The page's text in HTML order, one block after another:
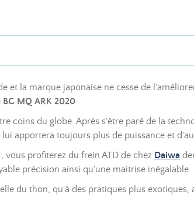
et la marque japonaise ne cesse de
BG MQ ARK 2020.
coins du globe. Après s'être paré de la
apportera toujours plus de puissance et
profiterez du frein ATD de chez Daiwa
précision ainsi qu'une maitrise inégalable.
du thon, qu'à des pratiques plus